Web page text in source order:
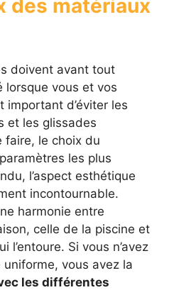
des matériaux
doivent avant tout
lorsque vous et vos
important d’éviter les
et les glissades
faire, le choix du
les plus
l’aspect esthétique
incontournable.
harmonie entre
celle de la piscine et
l’entoure. Si vous n’avez
uniforme, vous avez la
les différentes